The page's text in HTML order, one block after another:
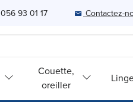
056 93 01 17 Contactez-
Couette,
oreiller